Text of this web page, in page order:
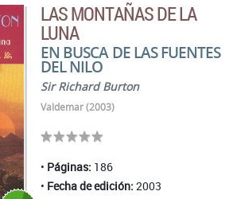
LAS MONTAÑAS DE LA
LUNA
EN BUSCA DE LAS FUENTES
DEL NILO
Sir Richard Burton
Valdemar (2003)
Páginas: 186
Fecha de edición: 2003